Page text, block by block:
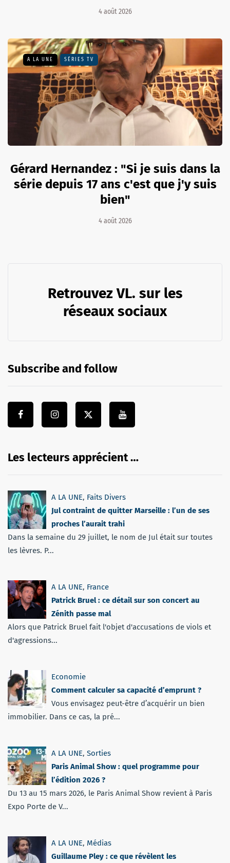
4 août 2026
A LA UNE SÉRIES TV
Gérard Hernandez : "Si je suis dans la
série depuis 17 ans c'est que j'y suis
bien"
4 août 2026
Retrouvez VL. sur les
réseaux sociaux
Subscribe and follow
Les lecteurs apprécient …
A LA UNE, Faits Divers
Jul contraint de quitter Marseille : l’un de ses
proches l’aurait trahi
Dans la semaine du 29 juillet, le nom de Jul était sur toutes
les lèvres. P...
A LA UNE, France
Patrick Bruel : ce détail sur son concert au
Zénith passe mal
Alors que Patrick Bruel fait l'objet d'accusations de viols et
d'agressions...
Economie
Comment calculer sa capacité d’emprunt ?
Vous envisagez peut-être d’acquérir un bien
immobilier. Dans ce cas, la pré...
A LA UNE, Sorties
Paris Animal Show : quel programme pour
l’édition 2026 ?
Du 13 au 15 mars 2026, le Paris Animal Show revient à Paris
Expo Porte de V...
A LA UNE, Médias
Guillaume Pley : ce que révèlent les